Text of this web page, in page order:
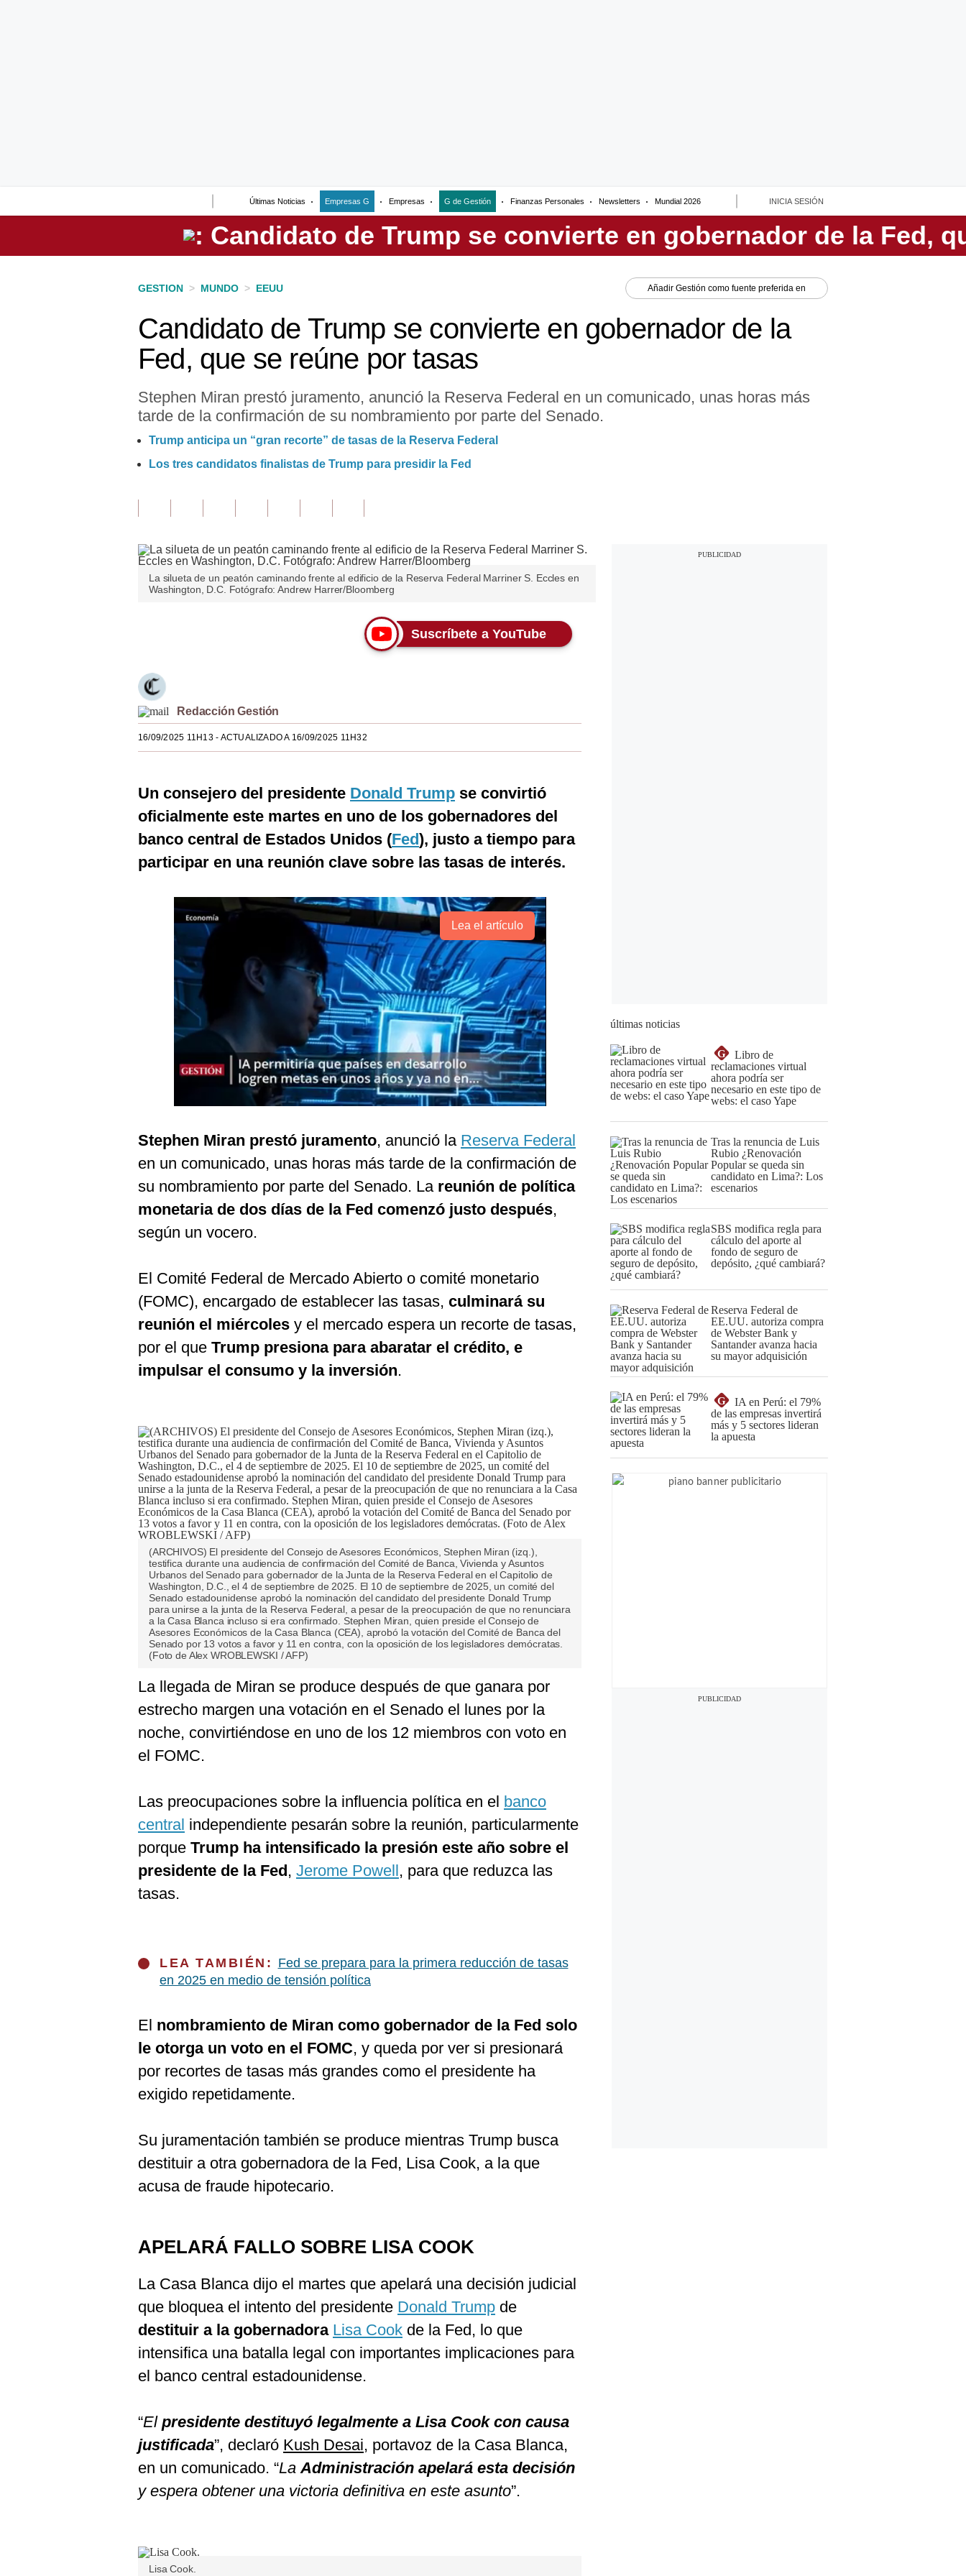
Últimas Noticias Empresas G Empresas G de Gestión Finanzas Personales Newsletters Mundial 2026 INICIA SESIÓN
Perú
GESTION > MUNDO > EEUU Añadir Gestión como fuente preferida en
Candidato de Trump se convierte en gobernador de la
Fed, que se reúne por tasas
Stephen Miran prestó juramento, anunció la Reserva Federal en un comunicado, unas horas más
tarde de la confirmación de su nombramiento por parte del Senado.
Trump anticipa un “gran recorte” de tasas de la Reserva Federal
Los tres candidatos finalistas de Trump para presidir la Fed
La silueta de un peatón caminando frente al edificio de la Reserva Federal Marriner S. Eccles en
Washington, D.C. Fotógrafo: Andrew Harrer/Bloomberg
Suscríbete a YouTube
Redacción Gestión
16/09/2025 11H13- ACTUALIZADO A 16/09/2025 11H32
Un consejero del presidente Donald Trump se convirtió
oficialmente este martes en uno de los gobernadores del
banco central de Estados Unidos (Fed), justo a tiempo para
participar en una reunión clave sobre las tasas de interés.
Lea el artículo
Stephen Miran prestó juramento, anunció la Reserva Federal
en un comunicado, unas horas más tarde de la confirmación de
su nombramiento por parte del Senado. La reunión de política
monetaria de dos días de la Fed comenzó justo después,
según un vocero.
El Comité Federal de Mercado Abierto o comité monetario
(FOMC), encargado de establecer las tasas, culminará su
reunión el miércoles y el mercado espera un recorte de tasas,
por el que Trump presiona para abaratar el crédito, e
impulsar el consumo y la inversión.
(ARCHIVOS) El presidente del Consejo de Asesores Económicos, Stephen Miran (izq.),
testifica durante una audiencia de confirmación del Comité de Banca, Vivienda y Asuntos
Urbanos del Senado para gobernador de la Junta de la Reserva Federal en el Capitolio de
Washington, D.C., el 4 de septiembre de 2025. El 10 de septiembre de 2025, un comité del
Senado estadounidense aprobó la nominación del candidato del presidente Donald Trump
para unirse a la junta de la Reserva Federal, a pesar de la preocupación de que no renunciara
a la Casa Blanca incluso si era confirmado. Stephen Miran, quien preside el Consejo de
Asesores Económicos de la Casa Blanca (CEA), aprobó la votación del Comité de Banca del
Senado por 13 votos a favor y 11 en contra, con la oposición de los legisladores demócratas.
(Foto de Alex WROBLEWSKI / AFP)
La llegada de Miran se produce después de que ganara por
estrecho margen una votación en el Senado el lunes por la
noche, convirtiéndose en uno de los 12 miembros con voto en
el FOMC.
Las preocupaciones sobre la influencia política en el banco
central independiente pesarán sobre la reunión, particularmente
porque Trump ha intensificado la presión este año sobre el
presidente de la Fed, Jerome Powell, para que reduzca las
tasas.
LEA TAMBIÉN: Fed se prepara para la primera reducción de tasas
en 2025 en medio de tensión política
El nombramiento de Miran como gobernador de la Fed solo
le otorga un voto en el FOMC, y queda por ver si presionará
por recortes de tasas más grandes como el presidente ha
exigido repetidamente.
Su juramentación también se produce mientras Trump busca
destituir a otra gobernadora de la Fed, Lisa Cook, a la que
acusa de fraude hipotecario.
APELARÁ FALLO SOBRE LISA COOK
La Casa Blanca dijo el martes que apelará una decisión judicial
que bloquea el intento del presidente Donald Trump de
destituir a la gobernadora Lisa Cook de la Fed, lo que
intensifica una batalla legal con importantes implicaciones para
el banco central estadounidense.
“El presidente destituyó legalmente a Lisa Cook con causa
justificada”, declaró Kush Desai, portavoz de la Casa Blanca,
en un comunicado. “LaAdministración apelará esta decisión
y espera obtener una victoria definitiva en este asunto”.
Lisa Cook.
últimas noticias
G
Libro de
reclamaciones virtual
ahora podría ser
necesario en este tipo de
webs: el caso Yape
Tras la renuncia de Luis
Rubio ¿Renovación
Popular se queda sin
candidato en Lima?: Los
escenarios
SBS modifica regla para
cálculo del aporte al
fondo de seguro de
depósito, ¿qué cambiará?
Reserva Federal de
EE.UU. autoriza compra
de Webster Bank y
Santander avanza hacia
su mayor adquisición
G
IA en Perú: el 79%
de las empresas invertirá
más y 5 sectores lideran
la apuesta